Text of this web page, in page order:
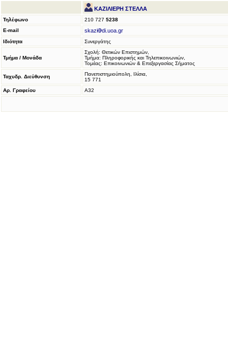
ΚΑΖΙΛΙΕΡΗ ΣΤΕΛΛΑ
Τηλέφωνο 210 727 5238
E-mail
skazi di.uoa.gr
Ιδιότητα Συνεργάτης
Τμήμα / Μονάδα
Σχολή: Θετικών Επιστημών,
Τμήμα: Πληροφορικής και Τηλεπικοινωνιών,
Τομέας: Επικοινωνιών & Επεξεργασίας Σήματος
Ταχυδρ. Διεύθυνση
Πανεπιστημιούπολη, Ιλίσια,
15 771
Αρ. Γραφείου
Α32